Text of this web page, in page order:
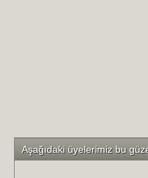
Aşağıdaki üyelerimiz bu